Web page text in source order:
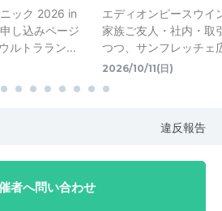
ック 2026 in
し込みページ
ルトララン...
エディオンピースウイ
家族ご友人・社内・取
つつ、サンフレッチェ
2026/10/11(日)
違反報告
者へ問い合わせ